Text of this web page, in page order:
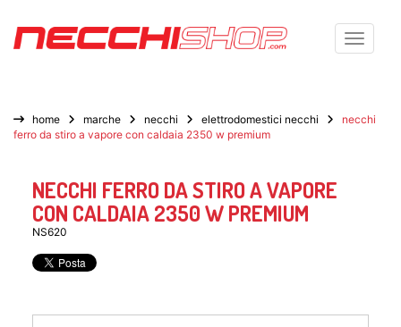
Toggle
home marche necchi elettrodomestici necchi
necchi
ferro da stiro a vapore con caldaia 2350 w premium
NECCHI FERRO DA STIRO A VAPORE
CON CALDAIA 2350 W PREMIUM
NS620